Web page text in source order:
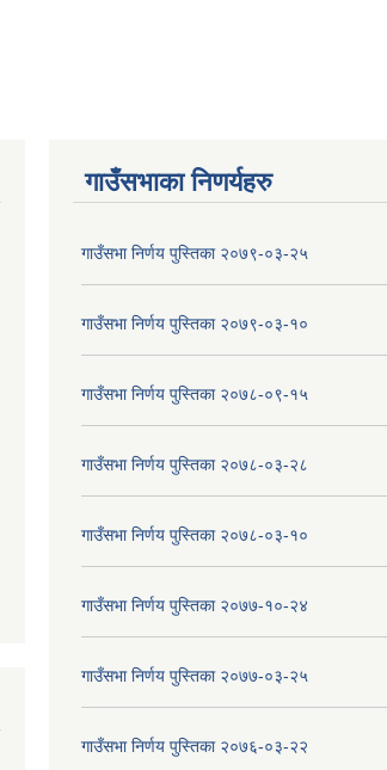
गाउँसभाका निणर्यहरु
गाउँसभा निर्णय पुस्तिका २०७९-०३-२५
गाउँसभा निर्णय पुस्तिका २०७९-०३-१०
गाउँसभा निर्णय पुस्तिका २०७८-०९-१५
गाउँसभा निर्णय पुस्तिका २०७८-०३-२८
गाउँसभा निर्णय पुस्तिका २०७८-०३-१०
गाउँसभा निर्णय पुस्तिका २०७७-१०-२४
गाउँसभा निर्णय पुस्तिका २०७७-०३-२५
गाउँसभा निर्णय पुस्तिका २०७६-०३-२२